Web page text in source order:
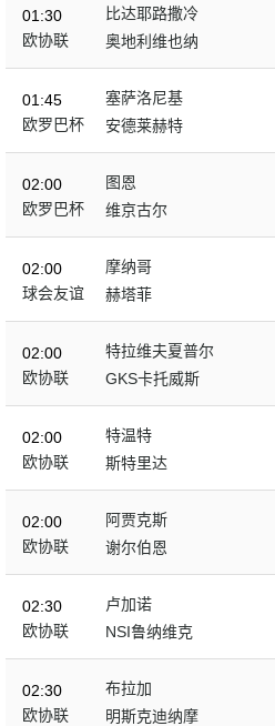
01:30
欧协联
比达耶路撒冷
奥地利维也纳
01:45
欧罗巴杯
塞萨洛尼基
安德莱赫特
02:00
欧罗巴杯
图恩
维京古尔
02:00
球会友谊
摩纳哥
赫塔菲
02:00
欧协联
特拉维夫夏普尔
GKS卡托威斯
02:00
欧协联
特温特
斯特里达
02:00
欧协联
阿贾克斯
谢尔伯恩
02:30
欧协联
卢加诺
NSI鲁纳维克
02:30
欧协联
布拉加
明斯克迪纳摩